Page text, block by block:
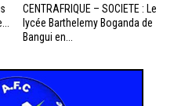
CENTRAFRIQUE – SOCIETE : Le
lycée Barthelemy Boganda de
Bangui en...